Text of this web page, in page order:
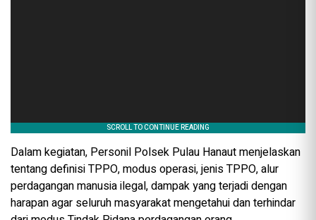
Dalam kegiatan, Personil Polsek Pulau Hanaut menjelaskan
tentang definisi TPPO, modus operasi, jenis TPPO, alur
perdagangan manusia ilegal, dampak yang terjadi dengan
harapan agar seluruh masyarakat mengetahui dan terhindar